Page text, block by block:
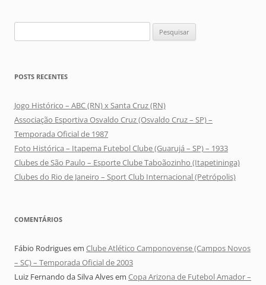
por:
POSTS RECENTES
Jogo Histórico – ABC (RN) x Santa Cruz (RN)
Associação Esportiva Osvaldo Cruz (Osvaldo Cruz – SP) –
Temporada Oficial de 1987
Foto Histórica – Itapema Futebol Clube (Guarujá – SP) – 1933
Clubes de São Paulo – Esporte Clube Taboãozinho (Itapetininga)
Clubes do Rio de Janeiro – Sport Club Internacional (Petrópolis)
COMENTÁRIOS
Fábio Rodriguesem Clube Atlético Camponovense (Campos Novos
– SC) – Temporada Oficial de 2003
Luiz Fernando da Silva Alvesem Copa Arizona de Futebol Amador –